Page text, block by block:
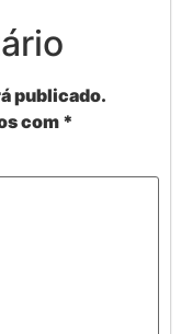
publicado.
com *